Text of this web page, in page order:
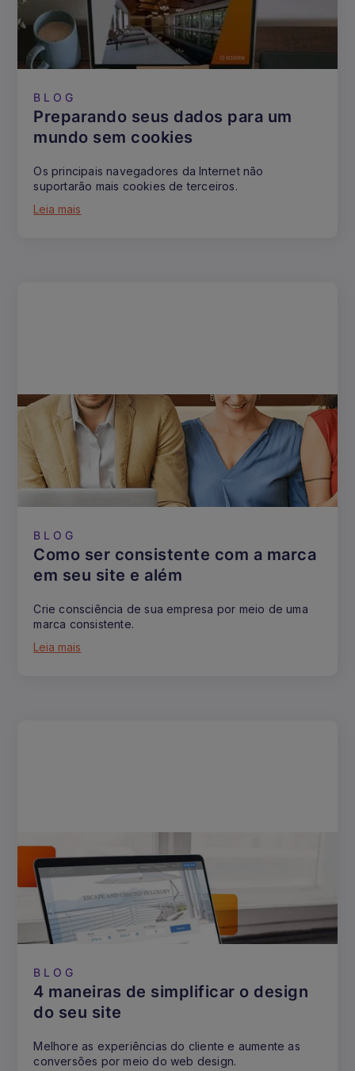
BLOG
Preparando seus dados para um
mundo sem cookies
Os principais navegadores da Internet não
suportarão mais cookies de terceiros.
Leia mais
BLOG
Como ser consistente com a marca
em seu site e além
Crie consciência de sua empresa por meio de uma
marca consistente.
Leia mais
BLOG
4 maneiras de simplificar o design
do seu site
Melhore as experiências do cliente e aumente as
conversões por meio do web design.